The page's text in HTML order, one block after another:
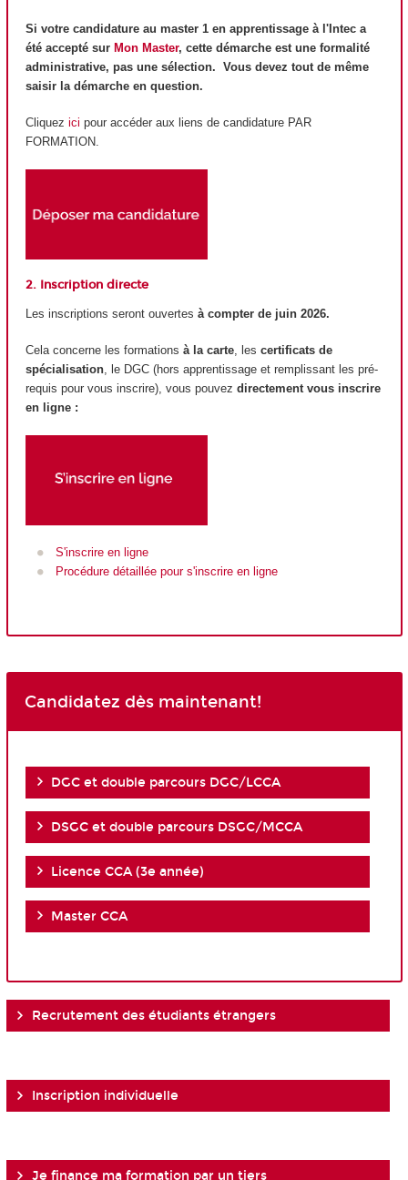
Si votre candidature au master 1 en apprentissage à l'Intec a
été accepté sur Mon Master, cette démarche est une formalité
administrative, pas une sélection. Vous devez tout de même
saisir la démarche en question.
Cliquez ici pour accéder aux liens de candidature PAR
FORMATION.
2. Inscription directe
Les inscriptions seront ouvertes à compter de juin 2026.
Cela concerne les formations à la carte, les certificats de
spécialisation, le DGC (hors apprentissage et remplissant les pré-
requis pour vous inscrire), vous pouvez directement vous inscrire
en ligne :
S'inscrire en ligne
Procédure détaillée pour s'inscrire en ligne
Candidatez dès maintenant!
DGC et double parcours DGC/LCCA
DSGC et double parcours DSGC/MCCA
Licence CCA (3e année)
Master CCA
Recrutement des étudiants étrangers
Inscription individuelle
Je finance ma formation par un tiers